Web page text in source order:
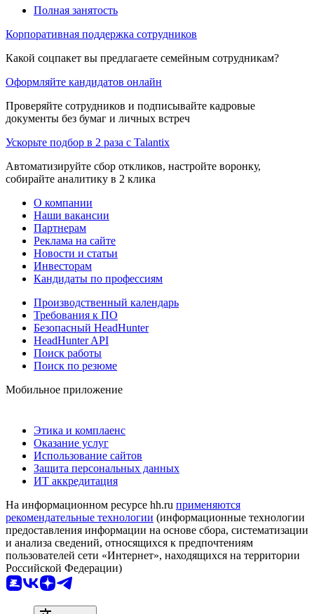
Полная занятость
Корпоративная поддержка сотрудников
Какой соцпакет вы предлагаете семейным сотрудникам?
Оформляйте кандидатов онлайн
Проверяйте сотрудников и подписывайте кадровые
документы без бумаг и личных встреч
Ускорьте подбор в 2 раза с Talantix
Автоматизируйте сбор откликов, настройте воронку,
собирайте аналитику в 2 клика
О компании
Наши вакансии
Партнерам
Реклама на сайте
Новости и статьи
Инвесторам
Кандидаты по профессиям
Производственный календарь
Требования к ПО
Безопасный HeadHunter
HeadHunter API
Поиск работы
Поиск по резюме
Мобильное приложение
Этика и комплаенс
Оказание услуг
Использование сайтов
Защита персональных данных
ИТ аккредитация
На информационном ресурсе hh.ru применяются
рекомендательные технологии (информационные технологии
предоставления информации на основе сбора, систематизации
и анализа сведений, относящихся к предпочтениям
пользователей сети «Интернет», находящихся на территории
Российской Федерации)